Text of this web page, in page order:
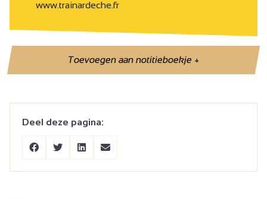
www.trainardeche.fr
Toevoegen aan notitieboekje+
Deel deze pagina: